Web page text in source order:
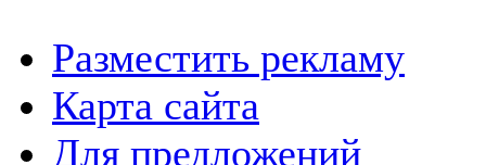
Разместить рекламу
Карта сайта
Для предложений